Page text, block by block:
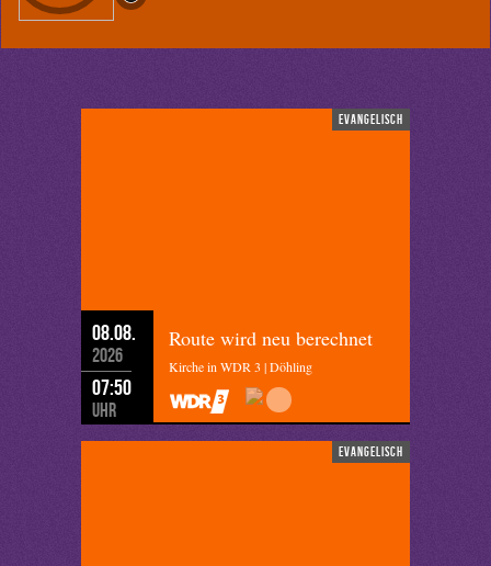
evangelisch
08.08.
2026
07:50
Uhr
Route wird neu berechnet
Kirche in WDR 3 | Döhling
evangelisch